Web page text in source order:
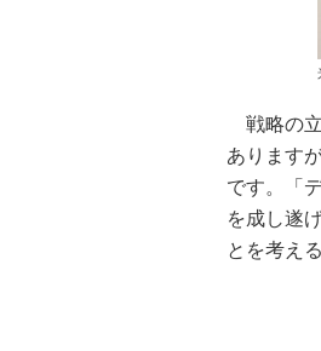
戦略の立
あります
です。「
を成し遂
とを考え